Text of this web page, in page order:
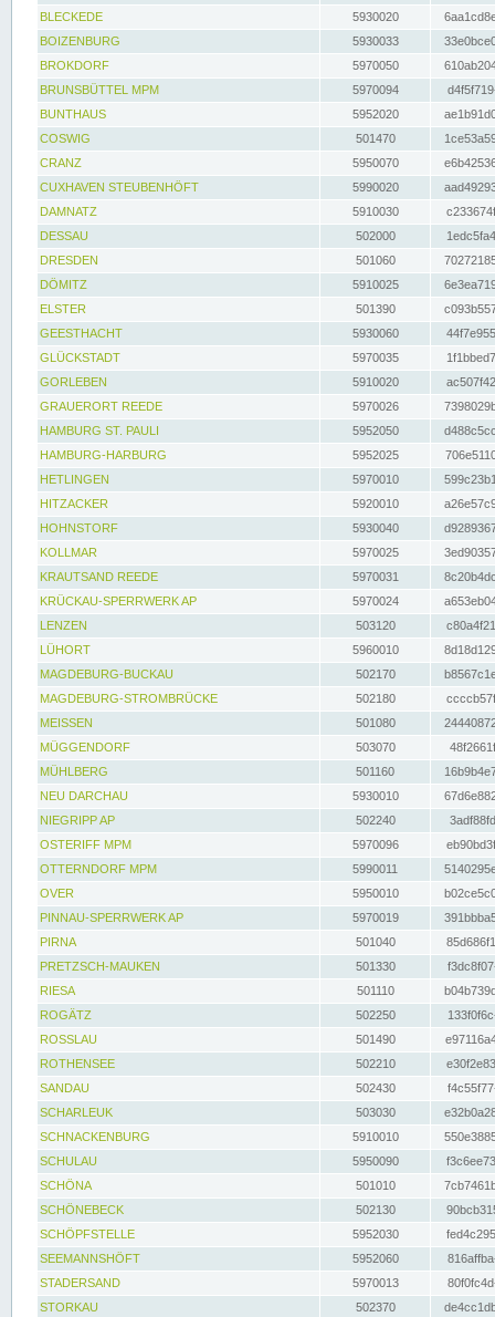
BLECKEDE
5930020
BOIZENBURG
5930033
BROKDORF
5970050
BRUNSBÜTTEL MPM
5970094
BUNTHAUS
5952020
COSWIG
501470
CRANZ
5950070
CUXHAVEN STEUBENHÖFT
5990020
DAMNATZ
5910030
DESSAU
502000
DRESDEN
501060
DÖMITZ
5910025
ELSTER
501390
GEESTHACHT
5930060
GLÜCKSTADT
5970035
GORLEBEN
5910020
GRAUERORT REEDE
5970026
HAMBURG ST. PAULI
5952050
HAMBURG-HARBURG
5952025
HETLINGEN
5970010
HITZACKER
5920010
HOHNSTORF
5930040
KOLLMAR
5970025
KRAUTSAND REEDE
5970031
KRÜCKAU-SPERRWERK AP
5970024
LENZEN
503120
LÜHORT
5960010
MAGDEBURG-BUCKAU
502170
MAGDEBURG-STROMBRÜCKE
502180
MEISSEN
501080
MÜGGENDORF
503070
MÜHLBERG
501160
NEU DARCHAU
5930010
NIEGRIPP AP
502240
OSTERIFF MPM
5970096
OTTERNDORF MPM
5990011
OVER
5950010
PINNAU-SPERRWERK AP
5970019
PIRNA
501040
PRETZSCH-MAUKEN
501330
RIESA
501110
ROGÄTZ
502250
ROSSLAU
501490
ROTHENSEE
502210
SANDAU
502430
SCHARLEUK
503030
SCHNACKENBURG
5910010
SCHULAU
5950090
SCHÖNA
501010
SCHÖNEBECK
502130
SCHÖPFSTELLE
5952030
SEEMANNSHÖFT
5952060
STADERSAND
5970013
STORKAU
502370